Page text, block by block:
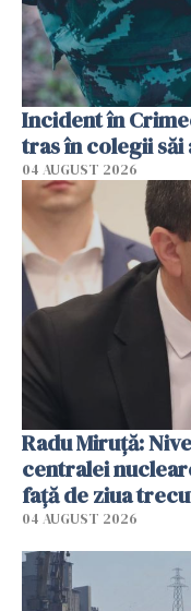
Incident în
tras în colegii săi
04 AUGUST 2026
Radu Miruţă:
centralei
faţă de ziua
04 AUGUST 2026